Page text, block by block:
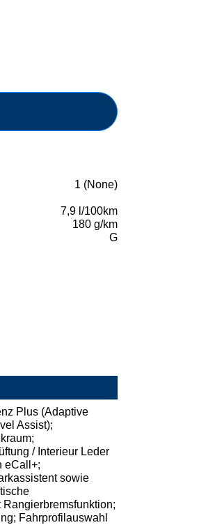
1 (None)
7,9 l/100km
180 g/km
G
Plus (Adaptive
Assist);
/ Interieur Leder
eCall+;
sowie
Fahrprofilauswahl